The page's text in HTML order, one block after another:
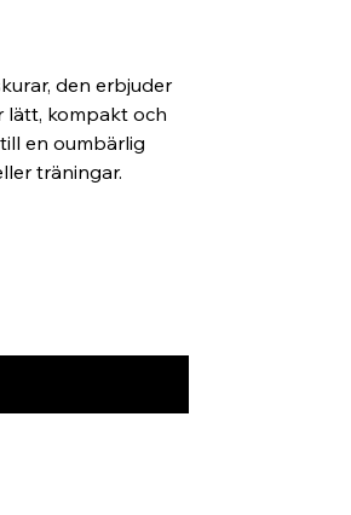
den erbjuder
lätt, kompakt och
en oumbärlig
träningar.